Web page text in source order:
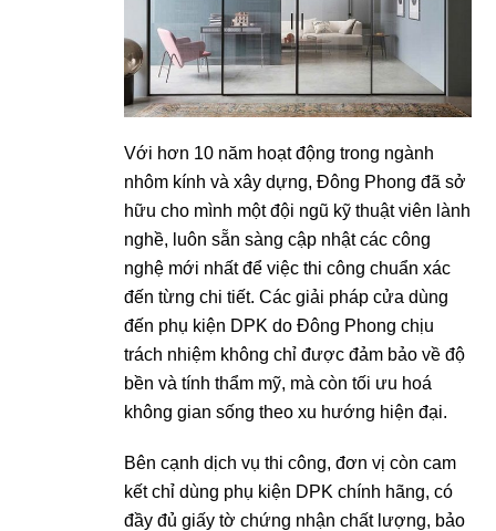
Với hơn 10 năm hoạt động trong ngành
nhôm kính và xây dựng, Đông Phong đã sở
hữu cho mình một đội ngũ kỹ thuật viên lành
nghề, luôn sẵn sàng cập nhật các công
nghệ mới nhất để việc thi công chuẩn xác
đến từng chi tiết. Các giải pháp cửa dùng
đến phụ kiện DPK do Đông Phong chịu
trách nhiệm không chỉ được đảm bảo về độ
bền và tính thẩm mỹ, mà còn tối ưu hoá
không gian sống theo xu hướng hiện đại.
Bên cạnh dịch vụ thi công, đơn vị còn cam
kết chỉ dùng phụ kiện DPK chính hãng, có
đầy đủ giấy tờ chứng nhận chất lượng, bảo